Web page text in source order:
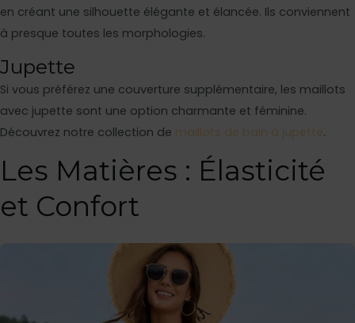
en créant une silhouette élégante et élancée. Ils conviennent
à presque toutes les morphologies.
Jupette
Si vous préférez une couverture supplémentaire, les maillots
avec jupette sont une option charmante et féminine.
Découvrez notre collection de maillots de bain à jupette.
Les Matières : Élasticité
et Confort